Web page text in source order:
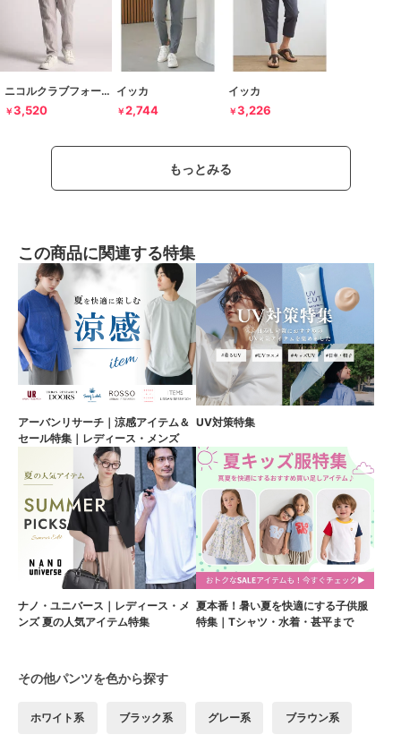
ニコルクラブフォーメン
￥3,520
イッカ
￥2,744
イッカ
￥3,226
もっとみる
この商品に関連する特集
アーバンリサーチ｜涼感アイテム＆
セール特集｜レディース・メンズ
UV対策特集
ナノ・ユニバース｜レディース・メ
ンズ 夏の人気アイテム特集
夏本番！暑い夏を快適にする子供服
特集｜Tシャツ・水着・甚平まで
その他パンツを色から探す
ホワイト系 ブラック系 グレー系 ブラウン系